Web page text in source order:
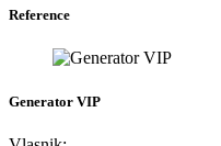
Reference
Generator VIP